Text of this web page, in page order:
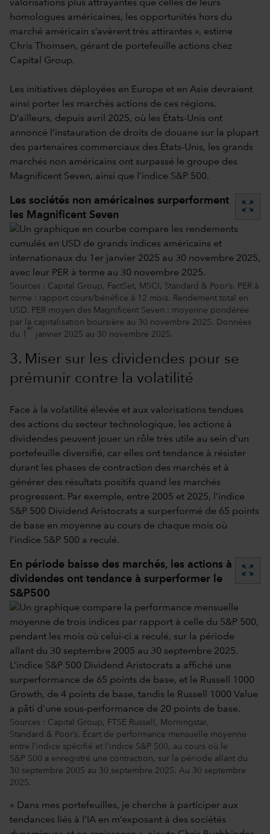
valorisations plus attrayantes que celles de leurs
homologues américaines, les opportunités hors du
marché américain s’avèrent très attirantes », estime
Chris Thomsen, gérant de portefeuille actions chez
Capital Group.
Les initiatives déployées en Europe et en Asie devraient
ainsi porter les marchés actions de ces régions.
D’ailleurs, depuis avril 2025, où les États-Unis ont
annoncé l’instauration de droits de douane sur la plupart
des partenaires commerciaux des États-Unis, les grands
marchés non américains ont surpassé le groupe des
Magnificent Seven, ainsi que l’indice S&P 500.
Les sociétés non américaines surperforment
les Magnificent Seven
zoom_out_map
Sources : Capital Group, FactSet, MSCI, Standard & Poor’s. PER à
terme : rapport cours/bénéfice à 12 mois. Rendement total en
USD. PER moyen des Magnificent Seven : moyenne pondérée
par la capitalisation boursière au 30 novembre 2025. Données
du 1
er
janvier 2025 au 30 novembre 2025.
3. Miser sur les dividendes pour se
prémunir contre la volatilité
Face à la volatilité élevée et aux valorisations tendues
des actions du secteur technologique, les actions à
dividendes peuvent jouer un rôle très utile au sein d'un
portefeuille diversifié, car elles ont tendance à résister
durant les phases de contraction des marchés et à
générer des résultats positifs quand les marchés
progressent. Par exemple, entre 2005 et 2025, l’indice
S&P 500 Dividend Aristocrats a surperformé de 65 points
de base en moyenne au cours de chaque mois où
l’indice S&P 500 a reculé.
En période baisse des marchés, les actions à
dividendes ont tendance à surperformer le
S&P500
zoom_out_map
Sources : Capital Group, FTSE Russell, Morningstar,
Standard & Poor’s. Écart de performance mensuelle moyenne
entre l’indice spécifié et l’indice S&P 500, au cours où le
S&P 500 a enregistré une contraction, sur la période allant du
30 septembre 2005 au 30 septembre 2025. Au 30 septembre
2025.
« Dans mes portefeuilles, je cherche à participer aux
tendances liés à l’IA en m’exposant à des sociétés